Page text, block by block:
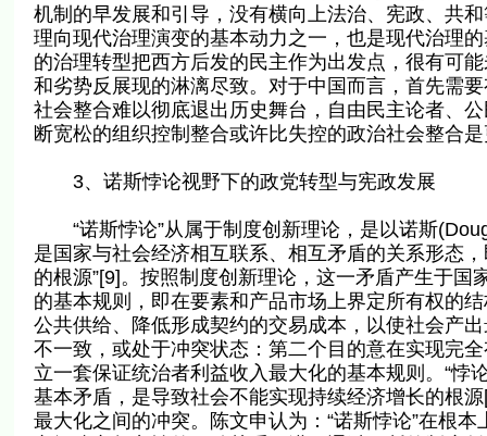
机制的早发展和引导，没有横向上法治、宪政、共
理向现代治理演变的基本动力之一，也是现代治理
的治理转型把西方后发的民主作为出发点，很有可
和劣势反展现的淋漓尽致。对于中国而言，首先需
社会整合难以彻底退出历史舞台，自由民主论者、
断宽松的组织控制整合或许比失控的政治社会整合
3、诺斯悖论视野下的政党转型与宪政发展
“诺斯悖论”从属于制度创新理论，是以诺斯
是国家与社会经济相互联系、相互矛盾的关系形态
的根源”[9]。按照制度创新理论，这一矛盾产生于
的基本规则，即在要素和产品市场上界定所有权的
公共供给、降低形成契约的交易成本，以使社会产
不一致，或处于冲突状态：第二个目的意在实现完
立一套保证统治者利益收入最大化的基本规则。“悖
基本矛盾，是导致社会不能实现持续经济增长的根
最大化之间的冲突。陈文申认为：“诺斯悖论”在根